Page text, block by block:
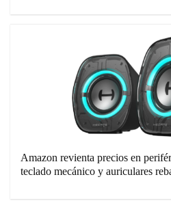
Amazon revienta precios en
teclado mecánico y auriculares